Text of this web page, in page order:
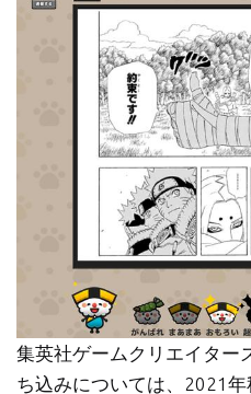
集英社ゲームクリエイター
ち込みについては、2021